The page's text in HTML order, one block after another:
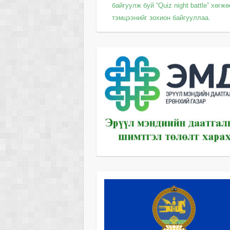
байгуулж буй “Quiz night battle”
тэмцээнийг зохион байгууллаа.